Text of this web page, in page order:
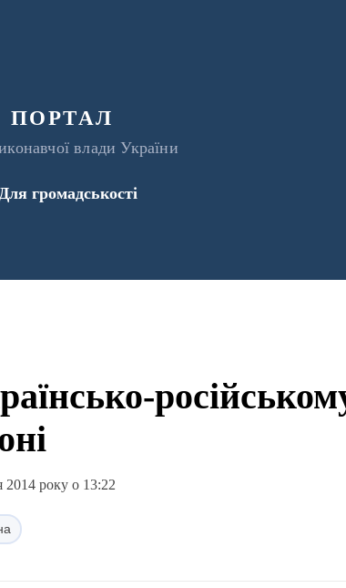
влади України
громадськості
2014 року о 13:22